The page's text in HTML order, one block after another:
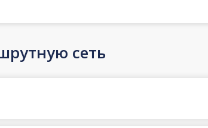
сеть